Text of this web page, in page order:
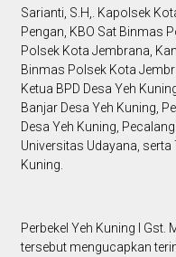
Sarianti, S.H,. Kapolsek
Pengan, KBO Sat Binmas
Polsek Kota Jembrana,
Binmas Polsek Kota
Ketua BPD Desa Yeh
Banjar Desa Yeh Kuning,
Desa Yeh Kuning,
Universitas Udayana,
Kuning.
Perbekel Yeh Kuning I Gst.
tersebut mengucapkan